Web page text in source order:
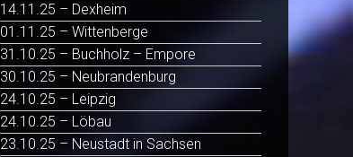
14.11.25 – Dexheim
01.11.25 – Wittenberge
31.10.25 – Buchholz – Empore
30.10.25 – Neubrandenburg
24.10.25 – Leipzig
24.10.25 – Löbau
23.10.25 – Neustadt in Sachsen